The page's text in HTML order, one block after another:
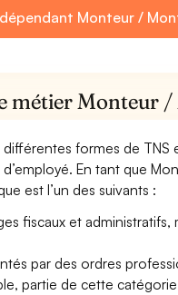
Monteur /
métier Monteur /
formes de TNS
En tant que
est l’un des suivants :
fiscaux et administratifs,
par des ordres
partie de cette